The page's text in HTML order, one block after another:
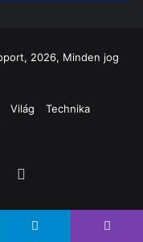
2026, Minden jog
Világ
Technika